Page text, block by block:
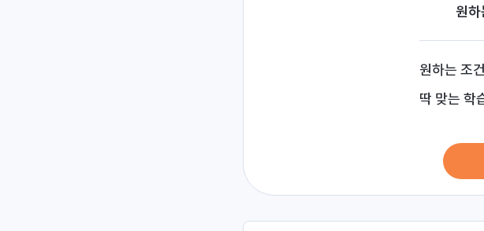
원하
원하는 조
딱 맞는 학